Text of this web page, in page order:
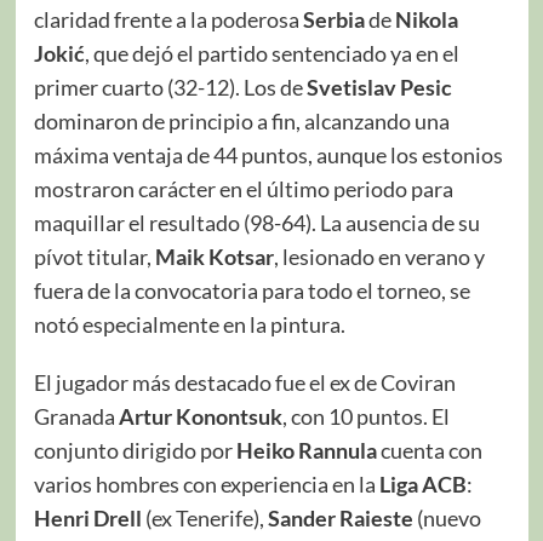
claridad frente a la poderosaSerbiadeNikola
Jokić, que dejó el partido sentenciado ya en el
primer cuarto (32-12). Los deSvetislav Pesic
dominaron de principio a fin, alcanzando una
máxima ventaja de 44 puntos, aunque los estonios
mostraron carácter en el último periodo para
maquillar el resultado (98-64). La ausencia de su
pívot titular, Maik Kotsar, lesionado en verano y
fuera de la convocatoria para todo el torneo, se
notó especialmente en la pintura.
El jugador más destacado fue el ex de Coviran
GranadaArtur Konontsuk, con 10 puntos. El
conjunto dirigido porHeiko Rannulacuenta con
varios hombres con experiencia en la Liga ACB:
Henri Drell (ex Tenerife),Sander Raieste (nuevo